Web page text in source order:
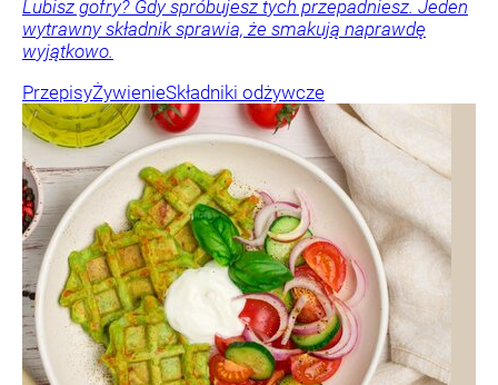
Lubisz gofry? Gdy spróbujesz tych przepadniesz. Jeden
wytrawny składnik sprawia, że smakują naprawdę
wyjątkowo.
PrzepisyŻywienieSkładniki odżywcze